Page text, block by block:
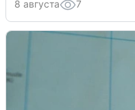
8 августа 7